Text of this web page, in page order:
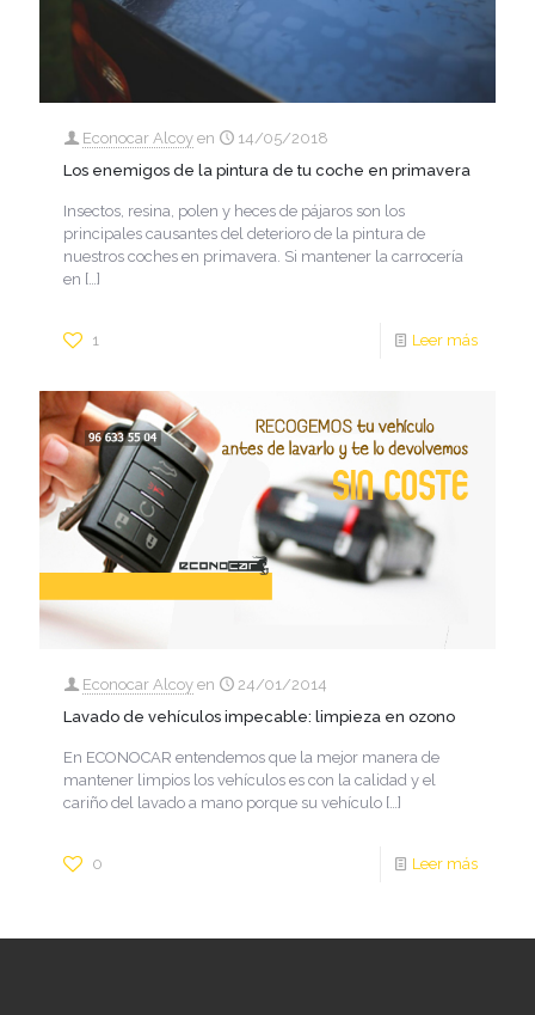
Econocar Alcoy en
14/05/2018
Los enemigos de la pintura de tu coche en primavera
Insectos, resina, polen y heces de pájaros son los
principales causantes del deterioro de la pintura de
nuestros coches en primavera. Si mantener la carrocería
en […]
1 Leer más
Econocar Alcoy en
24/01/2014
Lavado de vehículos impecable: limpieza en ozono
En ECONOCAR entendemos que la mejor manera de
mantener limpios los vehículos es con la calidad y el
cariño del lavado a mano porque su vehículo […]
0 Leer más